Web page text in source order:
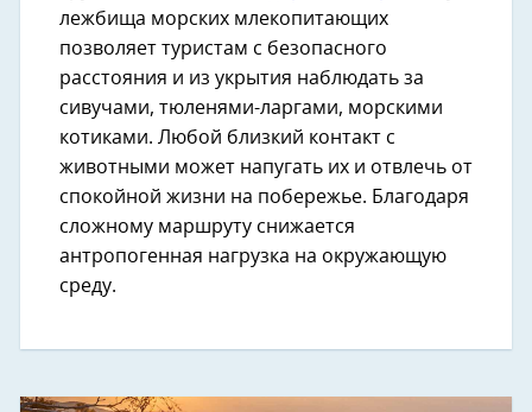
лежбища морских млекопитающих
позволяет туристам с безопасного
расстояния и из укрытия наблюдать за
сивучами, тюленями-ларгами, морскими
котиками. Любой близкий контакт с
животными может напугать их и отвлечь от
спокойной жизни на побережье. Благодаря
сложному маршруту снижается
антропогенная нагрузка на окружающую
среду.